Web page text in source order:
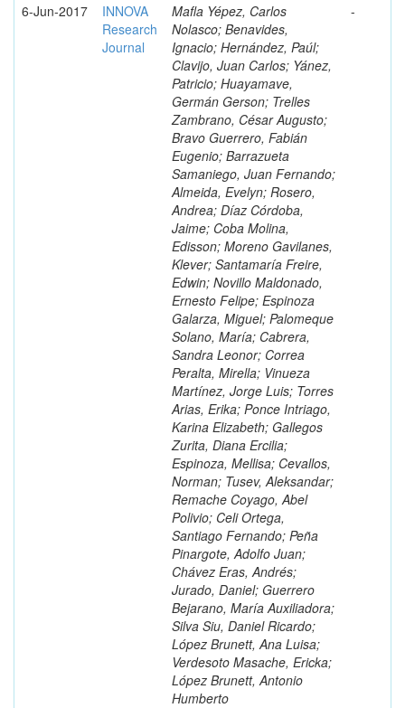
6-Jun-2017
INNOVA
Research
Journal
Mafla Yépez, Carlos
Nolasco; Benavides,
Ignacio; Hernández, Paúl;
Clavijo, Juan Carlos; Yánez,
Patricio; Huayamave,
Germán Gerson; Trelles
Zambrano, César Augusto;
Bravo Guerrero, Fabián
Eugenio; Barrazueta
Samaniego, Juan Fernando;
Almeida, Evelyn; Rosero,
Andrea; Díaz Córdoba,
Jaime; Coba Molina,
Edisson; Moreno Gavilanes,
Klever; Santamaría Freire,
Edwin; Novillo Maldonado,
Ernesto Felipe; Espinoza
Galarza, Miguel; Palomeque
Solano, María; Cabrera,
Sandra Leonor; Correa
Peralta, Mirella; Vinueza
Martínez, Jorge Luis; Torres
Arias, Erika; Ponce Intriago,
Karina Elizabeth; Gallegos
Zurita, Diana Ercilia;
Espinoza, Mellisa; Cevallos,
Norman; Tusev, Aleksandar;
Remache Coyago, Abel
Polivio; Celi Ortega,
Santiago Fernando; Peña
Pinargote, Adolfo Juan;
Chávez Eras, Andrés;
Jurado, Daniel; Guerrero
Bejarano, María Auxiliadora;
Silva Siu, Daniel Ricardo;
López Brunett, Ana Luisa;
Verdesoto Masache, Ericka;
López Brunett, Antonio
Humberto
-